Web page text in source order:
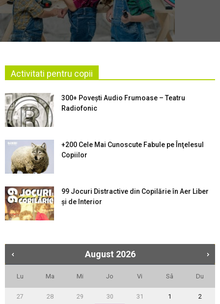
Activitati pentru copii
300+ Povești Audio Frumoase – Teatru
Radiofonic
+200 Cele Mai Cunoscute Fabule pe Înţelesul
Copiilor
99 Jocuri Distractive din Copilărie în Aer Liber
şi de Interior
August 2026
Lu Ma Mi Jo Vi Sâ Du
27 28 29 30 31 1 2